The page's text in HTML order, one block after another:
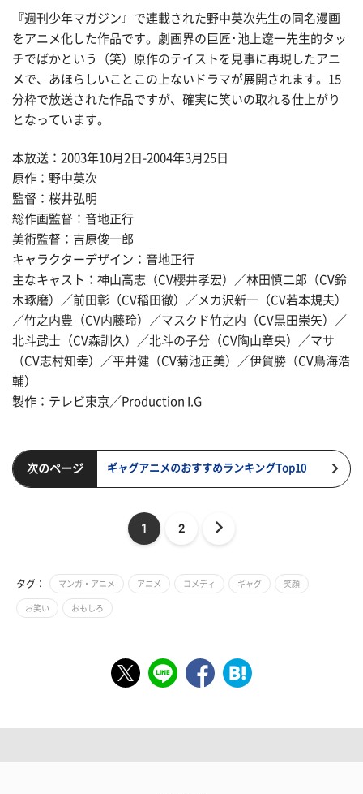
『週刊少年マガジン』で連載された野中英次先生の同名漫画
をアニメ化した作品です。劇画界の巨匠･池上遼一先生的タッ
チでばかという（笑）原作のテイストを見事に再現したアニ
メで、あほらしいことこの上ないドラマが展開されます。15
分枠で放送された作品ですが、確実に笑いの取れる仕上がり
となっています。
本放送：2003年10月2日-2004年3月25日
原作：野中英次
監督：桜井弘明
総作画監督：音地正行
美術監督：吉原俊一郎
キャラクターデザイン：音地正行
主なキャスト：神山高志（CV櫻井孝宏）／林田慎二郎（CV鈴
木琢磨）／前田彰（CV稲田徹）／メカ沢新一（CV若本規夫）
／竹之内豊（CV内藤玲）／マスクド竹之内（CV黒田崇矢）／
北斗武士（CV森訓久）／北斗の子分（CV陶山章央）／マサ
（CV志村知幸）／平井健（CV菊池正美）／伊賀勝（CV鳥海浩
輔）
製作：テレビ東京／Production I.G
次のページ ギャグアニメのおすすめランキングTop10
1 2
タグ： マンガ・アニメ アニメ コメディ ギャグ 笑顔
お笑い おもしろ